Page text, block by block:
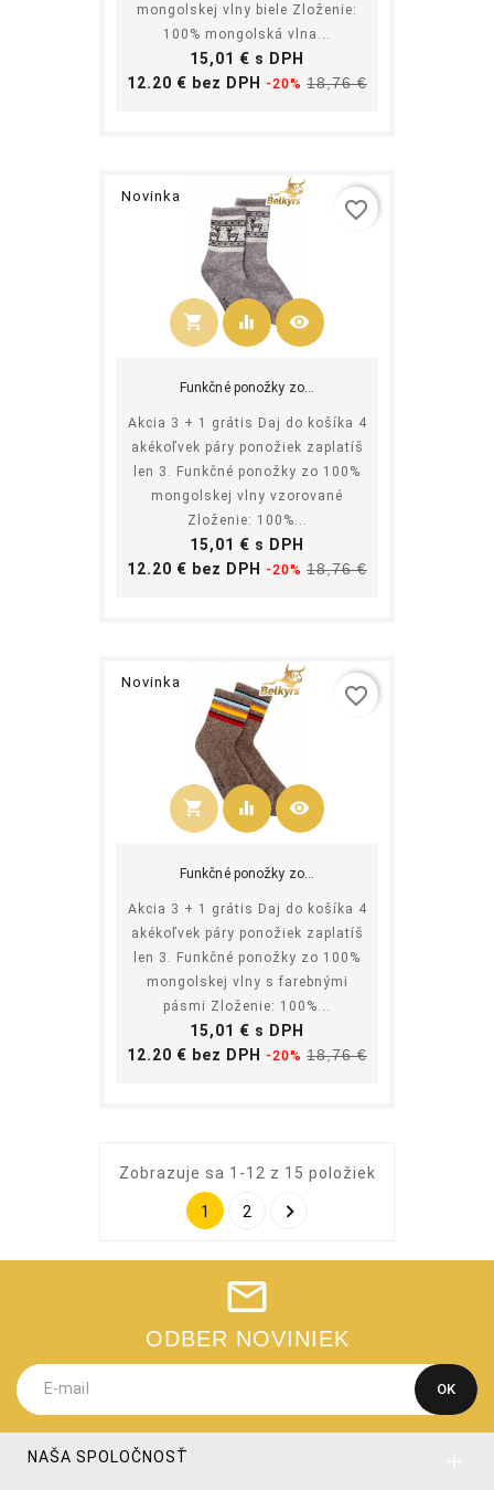
mongolskej vlny biele Zloženie:
100% mongolská vlna...
Cena
15,01 € s DPH
12.20 € bez DPH Základná
-20% 18,76 €Cena
Novinka
shopping_cart
Kúpiť
equalizer visibility
Funkčné ponožky zo...
Akcia 3 + 1 grátis Daj do košíka 4
akékoľvek páry ponožiek zaplatíš
len 3. Funkčné ponožky zo 100%
mongolskej vlny vzorované
Zloženie: 100%...
Cena
15,01 € s DPH
12.20 € bez DPH Základná
-20% 18,76 €Cena
favorite_border
Novinka
shopping_cart
Kúpiť
equalizer visibility
Funkčné ponožky zo...
Akcia 3 + 1 grátis Daj do košíka 4
akékoľvek páry ponožiek zaplatíš
len 3. Funkčné ponožky zo 100%
mongolskej vlny s farebnými
pásmi Zloženie: 100%...
Cena
15,01 € s DPH
12.20 € bez DPH Základná
-20% 18,76 €Cena
favorite_border
Zobrazuje sa 1-12 z 15 položiek
1 2 
ODBER NOVINIEK
NAŠA SPOLOČNOSŤ